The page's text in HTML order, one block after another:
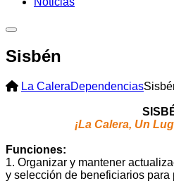
Sisbén
La CaleraDependencias
¡La Calera, Un
Funciones:
1. Organizar y mantener
y selección de beneficiarios